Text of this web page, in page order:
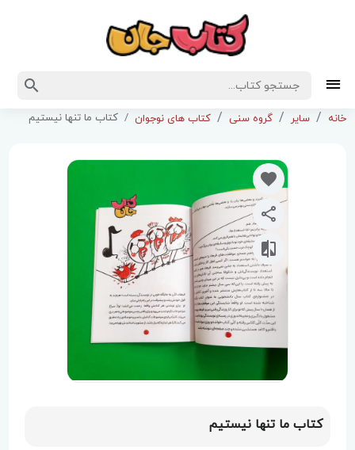
خانه سایر گروه سنی کتاب های نوجوان کتاب ما تنها نیستیم
کتاب ما تنها نیستیم